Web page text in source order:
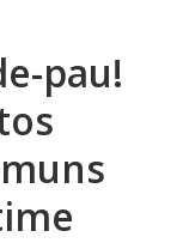
pau!